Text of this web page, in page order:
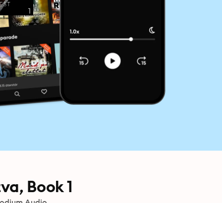
Book 1